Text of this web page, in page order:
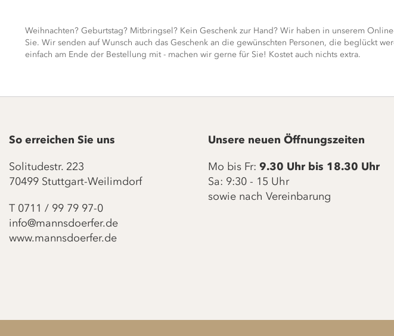
Weihnachten? Geburtstag? Mitbringsel? Kein Geschenk zur Hand? Wir haben in unserem
Sie. Wir senden auf Wunsch auch das Geschenk an die gewünschten Personen, die beglückt
einfach am Ende der Bestellung mit - machen wir gerne für Sie! Kostet auch nichts extra.
So erreichen Sie uns
Solitudestr. 223
70499 Stuttgart-Weilimdorf
T 0711 / 99 79 97-0
info@mannsdoerfer.de
www.mannsdoerfer.de
Unsere neuen Öffnungszeiten
Mo bis Fr: 9.30 Uhr bis 18.30 Uhr
Sa: 9:30 - 15 Uhr
sowie nach Vereinbarung